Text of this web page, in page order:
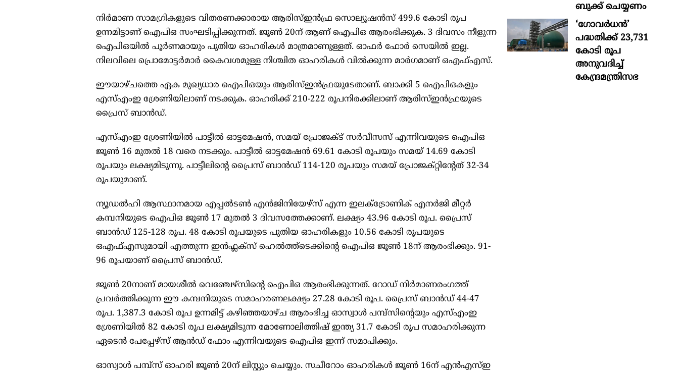
നിർമാണ സാമഗ്രികളുടെ വിതരണക്കാരായ ആരിസ്ഇൻഫ്ര സൊല്യൂഷൻസ് 499.6 കോടി രൂപ
ഉന്നമിട്ടാണ് ഐപിഒ സംഘടിപ്പിക്കുന്നത്. ജൂൺ 20ന് ആണ് ഐപിഒ ആരംഭിക്കുക. 3 ദിവസം നീളുന്ന
ഐപിഒയിൽ പൂർണമായും പുതിയ ഓഹരികൾ മാത്രമാണുള്ളത്. ഓഫർ ഫോർ സെയിൽ ഇല്ല.
നിലവിലെ പ്രൊമോട്ടർമാർ കൈവശമുള്ള നിശ്ചിത ഓഹരികൾ വിൽക്കുന്ന മാർഗമാണ് ഒഎഫ്എസ്.
ഈയാഴ്ചത്തെ ഏക മുഖ്യധാര ഐപിഒയും ആരിസ്ഇൻഫ്രയുടേതാണ്. ബാക്കി 5 ഐപിഒകളും
എസ്എംഇ ശ്രേണിയിലാണ് നടക്കുക. ഓഹരിക്ക് 210-222 രൂപനിരക്കിലാണ് ആരിസ്ഇൻഫ്രയുടെ
പ്രൈസ് ബാൻഡ്.
എസ്എംഇ ശ്രേണിയിൽ പാട്ടീൽ ഓട്ടമേഷൻ, സമയ് പ്രോജക്ട് സർവീസസ് എന്നിവയുടെ ഐപിഒ
ജൂൺ 16 മുതൽ 18 വരെ നടക്കും. പാട്ടീൽ ഓട്ടമേഷൻ 69.61 കോടി രൂപയും സമയ് 14.69 കോടി
രൂപയും ലക്ഷ്യമിടുന്നു. പാട്ടീലിന്റെ പ്രൈസ് ബാൻഡ് 114-120 രൂപയും സമയ് പ്രോജക്റ്റിന്റേത് 32-34
രൂപയുമാണ്.
ന്യൂഡൽഹി ആസ്ഥാനമായ എപ്പൽടൺ എൻജിനിയേഴ്സ് എന്ന ഇലക്ട്രോണിക് എനർജി മീറ്റർ
കമ്പനിയുടെ ഐപിഒ ജൂൺ 17 മുതൽ 3 ദിവസത്തേക്കാണ്. ലക്ഷ്യം 43.96 കോടി രൂപ. പ്രൈസ്
ബാൻഡ് 125-128 രൂപ. 48 കോടി രൂപയുടെ പുതിയ ഓഹരികളും 10.56 കോടി രൂപയുടെ
ഒഎഫ്എസുമായി എത്തുന്ന ഇൻഫ്ലക്സ് ഹെൽത്ത്ടെക്കിന്റെ ഐപിഒ ജൂൺ 18ന് ആരംഭിക്കും. 91-
96 രൂപയാണ് പ്രൈസ് ബാൻഡ്.
ജൂൺ 20നാണ് മായശീൽ വെഞ്ചേഴ്സിന്റെ ഐപിഒ ആരംഭിക്കുന്നത്. റോഡ് നിർമാണരംഗത്ത്
പ്രവർത്തിക്കുന്ന ഈ കമ്പനിയുടെ സമാഹരണലക്ഷ്യം 27.28 കോടി രൂപ. പ്രൈസ് ബാൻഡ് 44-47
രൂപ. 1,387.3 കോടി രൂപ ഉന്നമിട്ട് കഴിഞ്ഞയാഴ്ച ആരംഭിച്ച ഓസ്വാൾ പമ്പ്സിന്റെയും എസ്എംഇ
ശ്രേണിയിൽ 82 കോടി രൂപ ലക്ഷ്യമിടുന്ന മോണോലിത്തിഷ് ഇന്ത്യ 31.7 കോടി രൂപ സമാഹരിക്കുന്ന
ഏടെൻ പേപ്പേഴ്സ് ആൻഡ് ഫോം എന്നിവയുടെ ഐപിഒ ഇന്ന് സമാപിക്കും.
ഓസ്വാൾ പമ്പ്സ് ഓഹരി ജൂൺ 20ന് ലിസ്റ്റും ചെയ്യും. സചീറോം ഓഹരികൾ ജൂൺ 16ന് എൻഎസ്ഇ
ബുക്ക് ചെയ്യണം
‘ഗോവർധൻ’
പദ്ധതിക്ക് 23,731
കോടി രൂപ
അനുവദിച്ച്
കേന്ദ്രമന്ത്രിസഭ